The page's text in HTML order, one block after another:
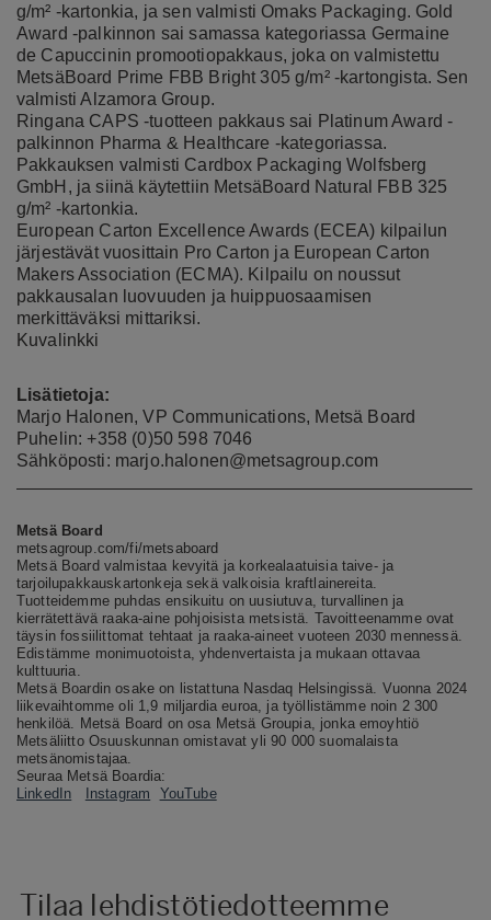
g/m² -kartonkia, ja sen valmisti Omaks Packaging. Gold
Award -palkinnon sai samassa kategoriassa Germaine
de Capuccinin promootiopakkaus, joka on valmistettu
MetsäBoard Prime FBB Bright 305 g/m² -kartongista. Sen
valmisti Alzamora Group.
Ringana CAPS -tuotteen pakkaus sai Platinum Award -
palkinnon Pharma & Healthcare -kategoriassa.
Pakkauksen valmisti Cardbox Packaging Wolfsberg
GmbH, ja siinä käytettiin MetsäBoard Natural FBB 325
g/m² -kartonkia.
European Carton Excellence Awards (ECEA) kilpailun
järjestävät vuosittain Pro Carton ja European Carton
Makers Association (ECMA). Kilpailu on noussut
pakkausalan luovuuden ja huippuosaamisen
merkittäväksi mittariksi.
Kuvalinkki
Lisätietoja:
Marjo Halonen, VP Communications, Metsä Board
Puhelin: +358 (0)50 598 7046
Sähköposti: marjo.halonen@metsagroup.com
Metsä Board
metsagroup.com/fi/metsaboard
Metsä Board valmistaa kevyitä ja korkealaatuisia taive- ja
tarjoilupakkauskartonkeja sekä valkoisia kraftlainereita.
Tuotteidemme puhdas ensikuitu on uusiutuva, turvallinen ja
kierrätettävä raaka-aine pohjoisista metsistä. Tavoitteenamme ovat
täysin fossiilittomat tehtaat ja raaka-aineet vuoteen 2030 mennessä.
Edistämme monimuotoista, yhdenvertaista ja mukaan ottavaa
kulttuuria.
Metsä Boardin osake on listattuna Nasdaq Helsingissä. Vuonna 2024
liikevaihtomme oli 1,9 miljardia euroa, ja työllistämme noin 2 300
henkilöä. Metsä Board on osa Metsä Groupia, jonka emoyhtiö
Metsäliitto Osuuskunnan omistavat yli 90 000 suomalaista
metsänomistajaa.
Seuraa Metsä Boardia:
LinkedIn
Instagram YouTube
Tilaa lehdistötiedotteemme